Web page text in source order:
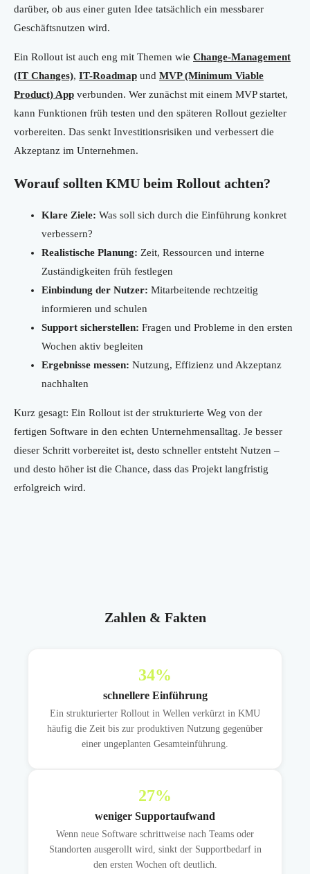
darüber, ob aus einer guten Idee tatsächlich ein messbarer
Geschäftsnutzen wird.
Ein Rollout ist auch eng mit Themen wie Change-Management
(IT Changes), IT-Roadmap und MVP (Minimum Viable
Product) App verbunden. Wer zunächst mit einem MVP startet,
kann Funktionen früh testen und den späteren Rollout gezielter
vorbereiten. Das senkt Investitionsrisiken und verbessert die
Akzeptanz im Unternehmen.
Worauf sollten KMU beim Rollout achten?
Klare Ziele: Was soll sich durch die Einführung konkret
verbessern?
Realistische Planung: Zeit, Ressourcen und interne
Zuständigkeiten früh festlegen
Einbindung der Nutzer: Mitarbeitende rechtzeitig
informieren und schulen
Support sicherstellen: Fragen und Probleme in den ersten
Wochen aktiv begleiten
Ergebnisse messen: Nutzung, Effizienz und Akzeptanz
nachhalten
Kurz gesagt: Ein Rollout ist der strukturierte Weg von der
fertigen Software in den echten Unternehmensalltag. Je besser
dieser Schritt vorbereitet ist, desto schneller entsteht Nutzen –
und desto höher ist die Chance, dass das Projekt langfristig
erfolgreich wird.
Zahlen & Fakten
34%
schnellere Einführung
Ein strukturierter Rollout in Wellen verkürzt in KMU
häufig die Zeit bis zur produktiven Nutzung gegenüber
einer ungeplanten Gesamteinführung.
27%
weniger Supportaufwand
Wenn neue Software schrittweise nach Teams oder
Standorten ausgerollt wird, sinkt der Supportbedarf in
den ersten Wochen oft deutlich.